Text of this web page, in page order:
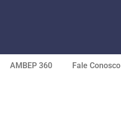
AMBEP 360 Fale Conosco